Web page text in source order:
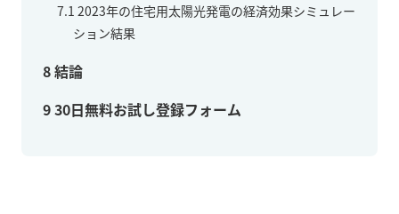
7.1 2023年の住宅用太陽光発電の経済効果シミュレー
ション結果
8結論
930日無料お試し登録フォーム